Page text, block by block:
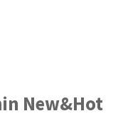
New&Hot